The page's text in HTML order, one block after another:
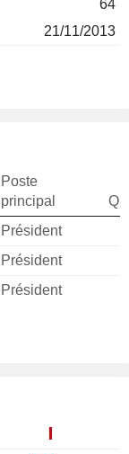
64
21/11/2013
Poste
principal
Président
Président
Président